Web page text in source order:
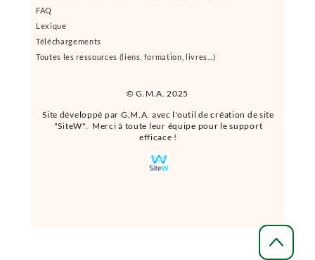
© G.M.A. 2025
Site développé par G.M.A. avec l'outil de création de site
"SiteW". Merci à toute leur équipe pour le support
efficace !
FAQ
Lexique
Téléchargements
Toutes les ressources (liens, formation, livres...)